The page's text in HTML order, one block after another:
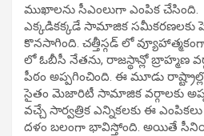
ముఖాలను సీఎంలుగా ఎంపిక చేసింది.
ఎక్కడికక్కడే సామాజిక సమీకరణలకు
కొనసాగింది. చత్తీస్గడ్ లో
లో ఓబీసీ నేతను, రాజస్థాన్లో బ్రాహ్మణ
పీఠం అప్పగించింది. ఈ మూడు
సైతం మెజారిటీ సామాజిక వర్గాలకు
వచ్చే సార్వత్రిక ఎన్నికలకు ఈ
దళం బలంగా భావిస్తోంది. అయితే